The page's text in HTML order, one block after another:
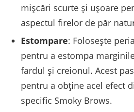
mișcări scurte și ușoare
aspectul firelor de păr
Estompare: Folosește
pentru a estompa
fardul și creionul. Acest
pentru a obține acel efect
specific Smoky Brows.